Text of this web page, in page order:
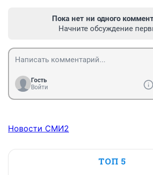
Пока нет ни одного
Начните обсуждение
Гость
Войти
Новости СМИ2
ТОП 5